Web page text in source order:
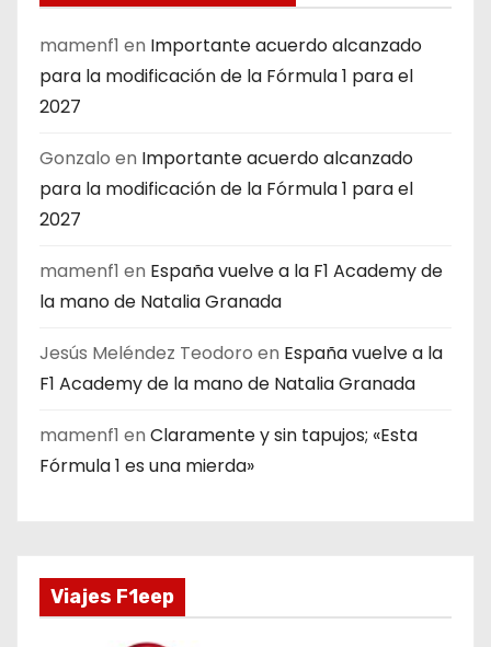
mamenf1 en Importante acuerdo alcanzado
para la modificación de la Fórmula 1 para el
2027
Gonzalo en Importante acuerdo alcanzado
para la modificación de la Fórmula 1 para el
2027
mamenf1 en España vuelve a la F1 Academy de
la mano de Natalia Granada
Jesús Meléndez Teodoro en España vuelve a la
F1 Academy de la mano de Natalia Granada
mamenf1 en Claramente y sin tapujos; «Esta
Fórmula 1 es una mierda»
Viajes F1eep